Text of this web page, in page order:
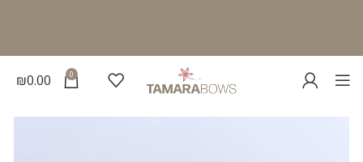
0
₪0.00